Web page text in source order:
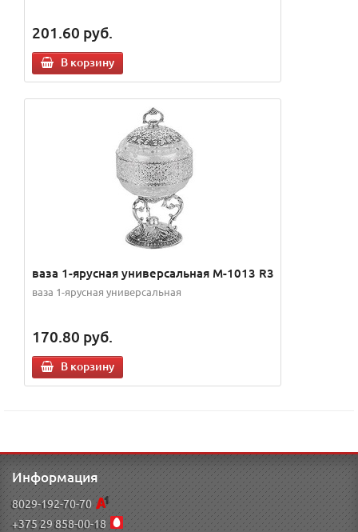
201.60 руб.
В корзину
ваза 1-ярусная универсальная M-1013 R3
ваза 1-ярусная универсальная
170.80 руб.
В корзину
Информация
8029-192-70-70
+375 29 858-00-18